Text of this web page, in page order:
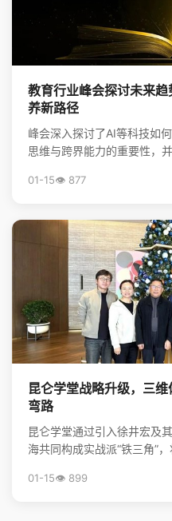
教育行业峰会探讨未来
养新路径
峰会深入探讨了AI等科技如
思维与跨界能力的重要性，
01-15👁️ 877
昆仑学堂战略升级，三
弯路
昆仑学堂通过引入徐井宏及
海共同构成实战派“铁三角”
01-15👁️ 899